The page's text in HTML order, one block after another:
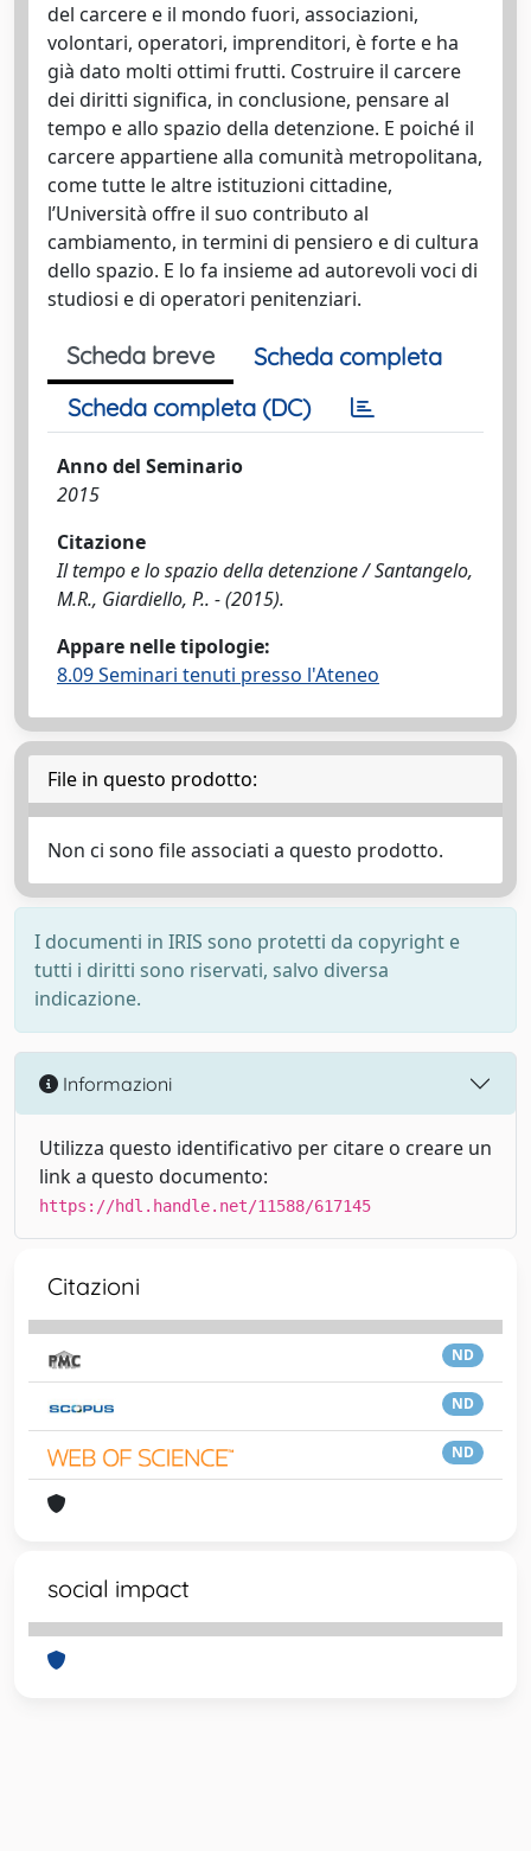
del carcere e il mondo fuori, associazioni,
volontari, operatori, imprenditori, è forte e ha
già dato molti ottimi frutti. Costruire il carcere
dei diritti significa, in conclusione, pensare al
tempo e allo spazio della detenzione. E poiché il
carcere appartiene alla comunità metropolitana,
come tutte le altre istituzioni cittadine,
l’Università offre il suo contributo al
cambiamento, in termini di pensiero e di cultura
dello spazio. E lo fa insieme ad autorevoli voci di
studiosi e di operatori penitenziari.
Scheda breve
Scheda completa
Scheda completa (DC)
Anno del Seminario
2015
Citazione
Il tempo e lo spazio della detenzione / Santangelo,
M.R., Giardiello, P.. - (2015).
Appare nelle tipologie:
8.09 Seminari tenuti presso l'Ateneo
File in questo prodotto:
Non ci sono file associati a questo prodotto.
I documenti in IRIS sono protetti da copyright e
tutti i diritti sono riservati, salvo diversa
indicazione.
Informazioni
Utilizza questo identificativo per citare o creare un
link a questo documento:
https://hdl.handle.net/11588/617145
Citazioni
ND
ND
ND
social impact